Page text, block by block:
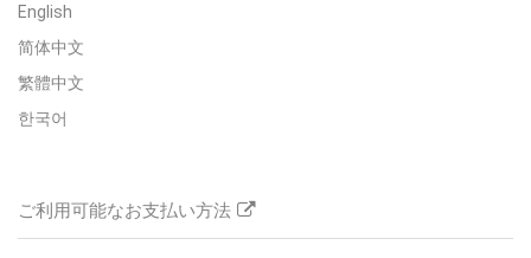
English
简体中文
繁體中文
한국어
ご利用可能なお支払い方法